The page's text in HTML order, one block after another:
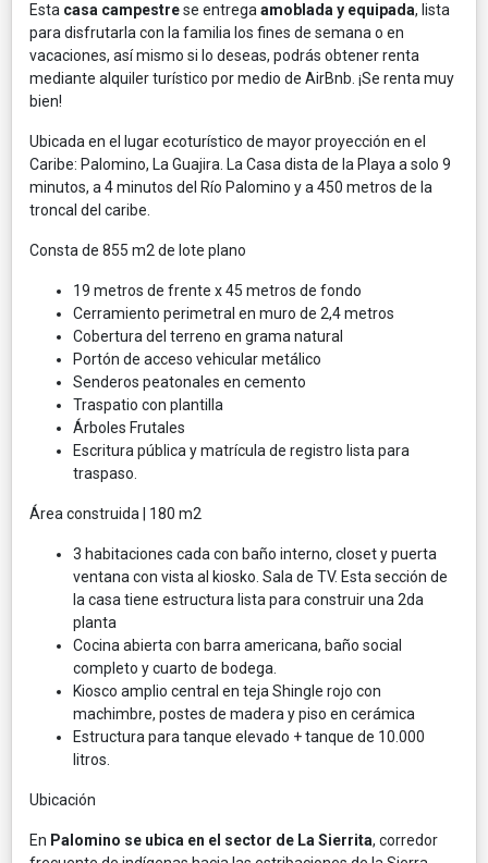
Esta casa campestrese entrega amoblada y equipada, lista
para disfrutarla con la familia los fines de semana o en
vacaciones, así mismo si lo deseas, podrás obtener renta
mediante alquiler turístico por medio de AirBnb. ¡Se renta muy
bien!
Ubicada en el lugar ecoturístico de mayor proyección en el
Caribe: Palomino, La Guajira. La Casa dista de la Playa a solo 9
minutos, a 4 minutos del Río Palomino y a 450 metros de la
troncal del caribe.
Consta de 855 m2 de lote plano
19 metros de frente x 45 metros de fondo
Cerramiento perimetral en muro de 2,4 metros
Cobertura del terreno en grama natural
Portón de acceso vehicular metálico
Senderos peatonales en cemento
Traspatio con plantilla
Árboles Frutales
Escritura pública y matrícula de registro lista para
traspaso.
Área construida | 180 m2
3 habitaciones cada con baño interno, closet y puerta
ventana con vista al kiosko. Sala de TV. Esta sección de
la casa tiene estructura lista para construir una 2da
planta
Cocina abierta con barra americana, baño social
completo y cuarto de bodega.
Kiosco amplio central en teja Shingle rojo con
machimbre, postes de madera y piso en cerámica
Estructura para tanque elevado + tanque de 10.000
litros.
Ubicación
En Palomino se ubica en el sector de La Sierrita, corredor